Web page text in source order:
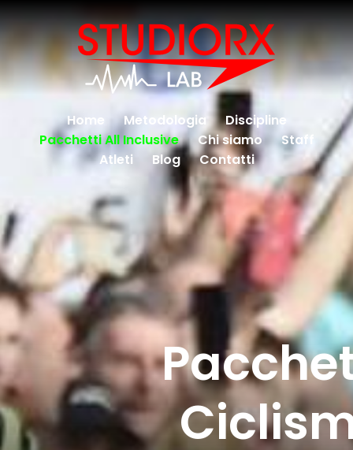
Home Metodologia
Discipline
Pacchetti All Inclusive
Chi siamo
Staff
Atleti
Blog Contatti